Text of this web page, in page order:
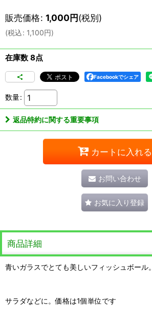
販売価格: 1,000円(税別)
(税込: 1,100円)
在庫数 8点
Facebookでシェア
数量:
返品特約に関する重要事項
カートに入れる
お問い合わせ
お気に入り登録
商品詳細
青いガラスでとても美しいフィッシュボール。
サラダなどに。価格は1個単位です